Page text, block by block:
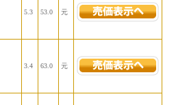
5.3 53.0 元
3.4 63.0 元